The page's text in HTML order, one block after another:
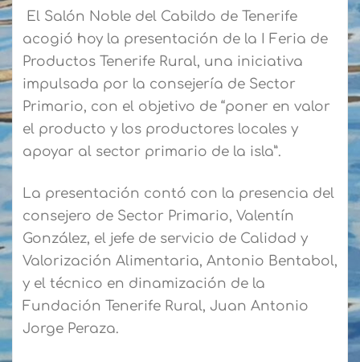
El Salón Noble del Cabildo de Tenerife
acogió hoy la presentación de la I Feria de
Productos Tenerife Rural, una iniciativa
impulsada por la consejería de Sector
Primario, con el objetivo de “poner en valor
el producto y los productores locales y
apoyar al sector primario de la isla”.
La presentación contó con la presencia del
consejero de Sector Primario, Valentín
González, el jefe de servicio de Calidad y
Valorización Alimentaria, Antonio Bentabol,
y el técnico en dinamización de la
Fundación Tenerife Rural, Juan Antonio
Jorge Peraza.